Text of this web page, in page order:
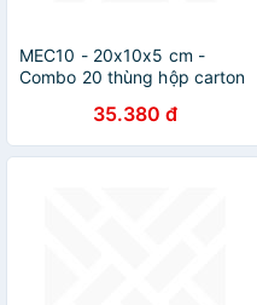
MEC10 - 20x10x5 cm -
Combo 20 thùng hộp carton
35.380 đ